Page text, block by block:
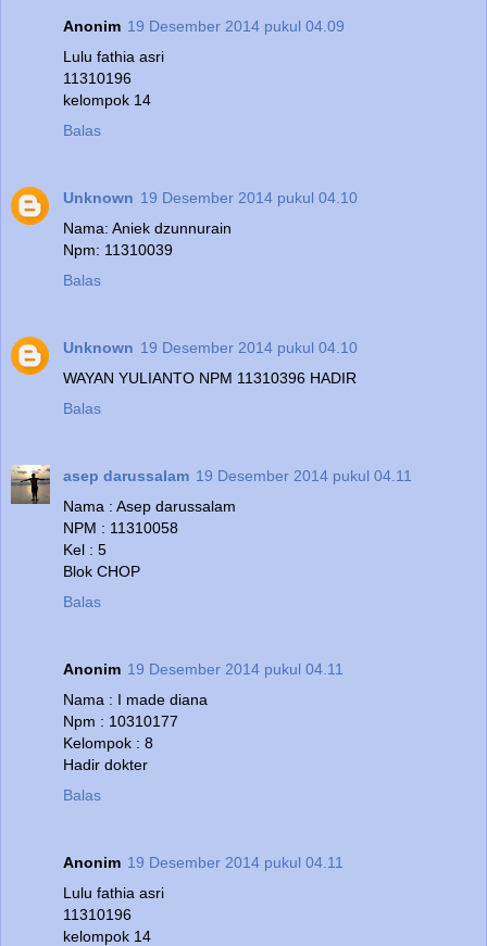
Anonim 19 Desember 2014 pukul 04.09
Lulu fathia asri
11310196
kelompok 14
Balas
Unknown 19 Desember 2014 pukul 04.10
Nama: Aniek dzunnurain
Npm: 11310039
Balas
Unknown 19 Desember 2014 pukul 04.10
WAYAN YULIANTO NPM 11310396 HADIR
Balas
asep darussalam 19 Desember 2014 pukul 04.11
Nama : Asep darussalam
NPM : 11310058
Kel : 5
Blok CHOP
Balas
Anonim 19 Desember 2014 pukul 04.11
Nama : I made diana
Npm : 10310177
Kelompok : 8
Hadir dokter
Balas
Anonim 19 Desember 2014 pukul 04.11
Lulu fathia asri
11310196
kelompok 14